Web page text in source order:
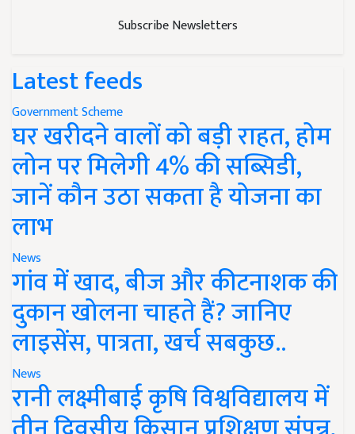
Subscribe Newsletters
Latest feeds
Government Scheme
घर खरीदने वालों को बड़ी राहत, होम
लोन पर मिलेगी 4% की सब्सिडी,
जानें कौन उठा सकता है योजना का
लाभ
News
गांव में खाद, बीज और कीटनाशक की
दुकान खोलना चाहते हैं? जानिए
लाइसेंस, पात्रता, खर्च सबकुछ..
News
रानी लक्ष्मीबाई कृषि विश्वविद्यालय में